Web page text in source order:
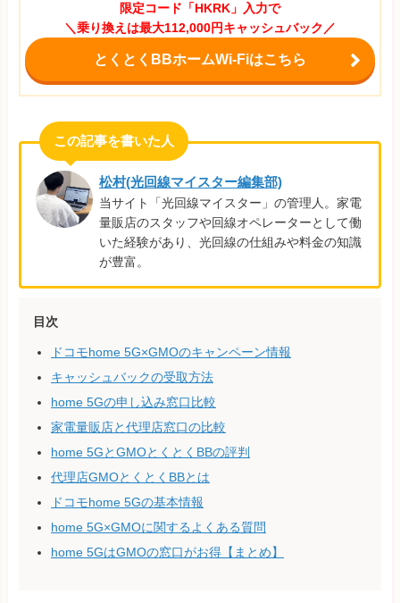
限定コード「HKRK」入力で
＼乗り換えは最大112,000円キャッシュバック／
とくとくBBホームWi-Fiはこちら
松村(光回線マイスター編集部)
当サイト「光回線マイスター」の管理人。家電
量販店のスタッフや回線オペレーターとして働
いた経験があり、光回線の仕組みや料金の知識
が豊富。
目次
ドコモhome 5G×GMOのキャンペーン情報
キャッシュバックの受取方法
home 5Gの申し込み窓口比較
家電量販店と代理店窓口の比較
home 5GとGMOとくとくBBの評判
代理店GMOとくとくBBとは
ドコモhome 5Gの基本情報
home 5G×GMOに関するよくある質問
home 5GはGMOの窓口がお得【まとめ】